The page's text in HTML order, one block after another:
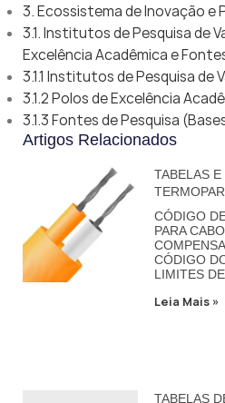
3. Ecossistema de Inovação e
3.1. Institutos de Pesquisa de
Excelência Acadêmica e
3.1.1 Institutos de Pesquisa de
3.1.2 Polos de Excelência
3.1.3 Fontes de Pesquisa
Artigos Relacionados
TABELAS
CÓDIGO
PARA
CÓDIGO
LIMITES
Leia Mais »
TABELAS